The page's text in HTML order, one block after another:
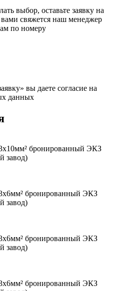
выбор, оставьте заявку на
свяжется наш менеджер
по номеру
вы даете согласие на
данных
бронированный ЭКЗ
завод)
бронированный ЭКЗ
завод)
бронированный ЭКЗ
завод)
бронированный ЭКЗ